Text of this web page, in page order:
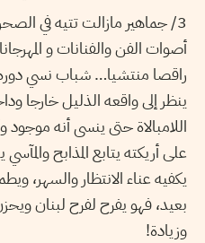
3/ جماهير مازالت تتيه في
أصوات الفن والفنانات و
راقصا منتشيا… شباب نسي
ينظر إلى واقعه الذليل خارجا
اللامبالاة حتى ينسى أنه
على أريكته يتابع المذابح
يكفيه عناء الانتظار والسهر،
بعيد، فهو يفرح لفرح لبنان
وزيادة!